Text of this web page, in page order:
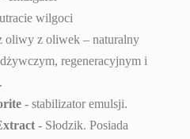
wilgoci
oliwy z oliwek – naturalny
regeneracyjnym i
- stabilizator emulsji.
- Słodzik. Posiada